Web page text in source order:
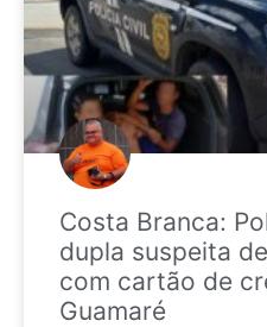
Costa Branca:
dupla suspeita
com cartão de
Guamaré